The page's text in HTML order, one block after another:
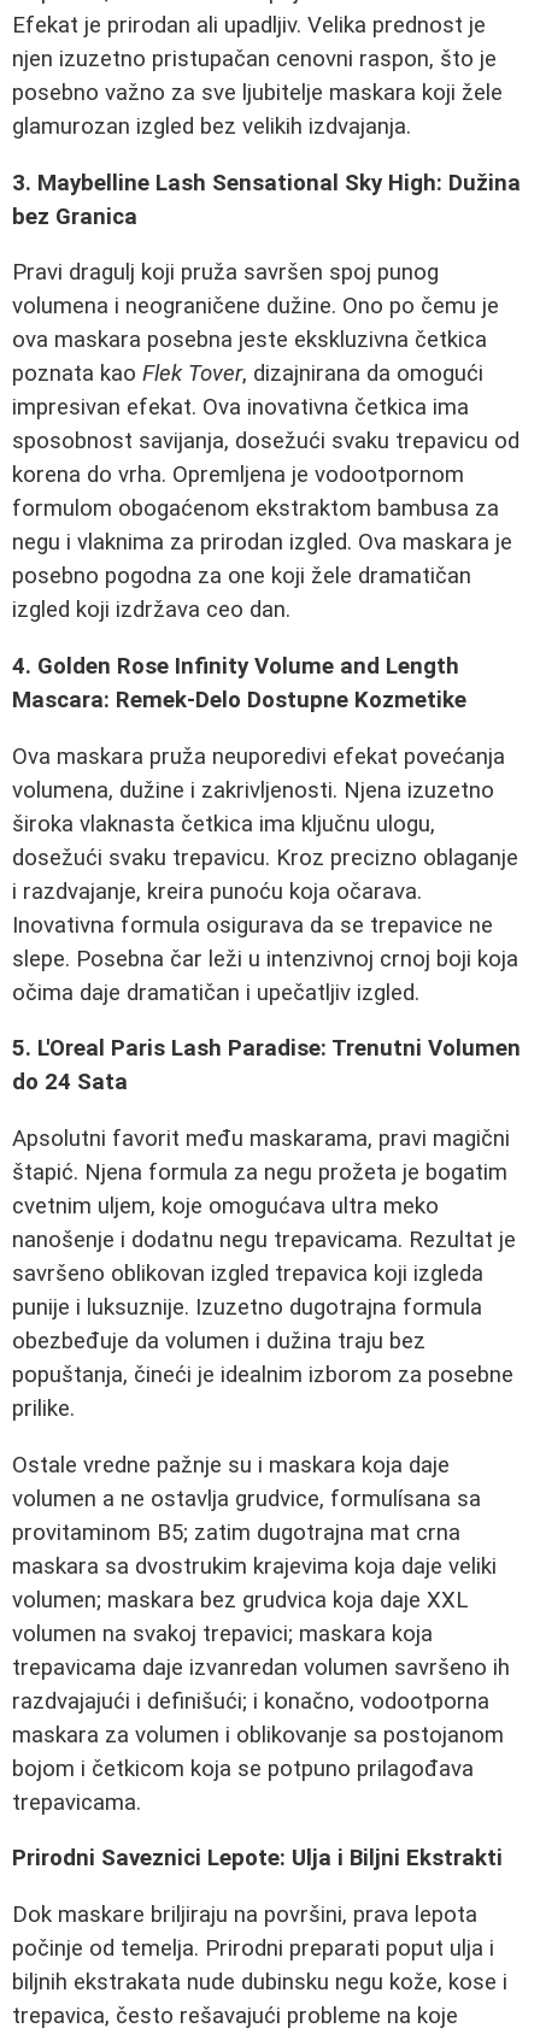
Efekat je prirodan ali upadljiv. Velika prednost je
njen izuzetno pristupačan cenovni raspon, što je
posebno važno za sve ljubitelje maskara koji žele
glamurozan izgled bez velikih izdvajanja.
3. Maybelline Lash Sensational Sky High: Dužina
bez Granica
Pravi dragulj koji pruža savršen spoj punog
volumena i neograničene dužine. Ono po čemu je
ova maskara posebna jeste ekskluzivna četkica
poznata kao Flek Tover, dizajnirana da omogući
impresivan efekat. Ova inovativna četkica ima
sposobnost savijanja, dosežući svaku trepavicu od
korena do vrha. Opremljena je vodootpornom
formulom obogaćenom ekstraktom bambusa za
negu i vlaknima za prirodan izgled. Ova maskara je
posebno pogodna za one koji žele dramatičan
izgled koji izdržava ceo dan.
4. Golden Rose Infinity Volume and Length
Mascara: Remek-Delo Dostupne Kozmetike
Ova maskara pruža neuporedivi efekat povećanja
volumena, dužine i zakrivljenosti. Njena izuzetno
široka vlaknasta četkica ima ključnu ulogu,
dosežući svaku trepavicu. Kroz precizno oblaganje
i razdvajanje, kreira punoću koja očarava.
Inovativna formula osigurava da se trepavice ne
slepe. Posebna čar leži u intenzivnoj crnoj boji koja
očima daje dramatičan i upečatljiv izgled.
5. L'Oreal Paris Lash Paradise: Trenutni Volumen
do 24 Sata
Apsolutni favorit među maskarama, pravi magični
štapić. Njena formula za negu prožeta je bogatim
cvetnim uljem, koje omogućava ultra meko
nanošenje i dodatnu negu trepavicama. Rezultat je
savršeno oblikovan izgled trepavica koji izgleda
punije i luksuznije. Izuzetno dugotrajna formula
obezbeđuje da volumen i dužina traju bez
popuštanja, čineći je idealnim izborom za posebne
prilike.
Ostale vredne pažnje su i maskara koja daje
volumen a ne ostavlja grudvice, formulísana sa
provitaminom B5; zatim dugotrajna mat crna
maskara sa dvostrukim krajevima koja daje veliki
volumen; maskara bez grudvica koja daje XXL
volumen na svakoj trepavici; maskara koja
trepavicama daje izvanredan volumen savršeno ih
razdvajajući i definišući; i konačno, vodootporna
maskara za volumen i oblikovanje sa postojanom
bojom i četkicom koja se potpuno prilagođava
trepavicama.
Prirodni Saveznici Lepote: Ulja i Biljni Ekstrakti
Dok maskare briljiraju na površini, prava lepota
počinje od temelja. Prirodni preparati poput ulja i
biljnih ekstrakata nude dubinsku negu kože, kose i
trepavica, često rešavajući probleme na koje